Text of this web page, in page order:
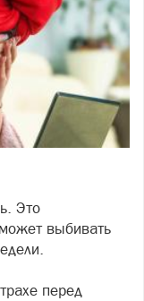
Это
выбивать
перед